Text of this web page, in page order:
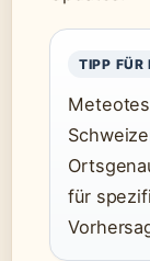
TIPP FÜR
für